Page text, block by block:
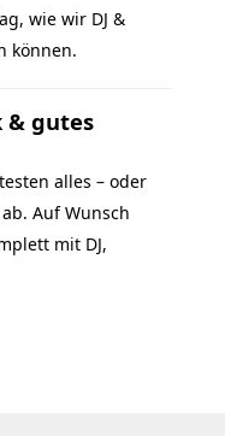
wie wir DJ &
können.
& gutes
alles – oder
Auf Wunsch
mit DJ,